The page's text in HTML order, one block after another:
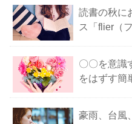
読書の秋に
ス「flier（
〇〇を意識
をはずす簡
豪雨、台風